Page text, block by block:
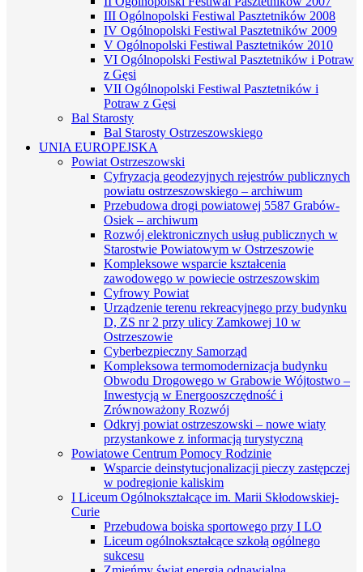
III Ogólnopolski Festiwal Pasztetników 2008
IV Ogólnopolski Festiwal Pasztetników 2009
V Ogólnopolski Festiwal Pasztetników 2010
VI Ogólnopolski Festiwal Pasztetników i Potraw
z Gęsi
VII Ogólnopolski Festiwal Pasztetników i
Potraw z Gęsi
Bal Starosty
Bal Starosty Ostrzeszowskiego
UNIA EUROPEJSKA
Powiat Ostrzeszowski
Cyfryzacja geodezyjnych rejestrów publicznych
powiatu ostrzeszowskiego – archiwum
Przebudowa drogi powiatowej 5587 Grabów-
Osiek – archiwum
Rozwój elektronicznych usług publicznych w
Starostwie Powiatowym w Ostrzeszowie
Kompleksowe wsparcie kształcenia
zawodowego w powiecie ostrzeszowskim
Cyfrowy Powiat
Urządzenie terenu rekreacyjnego przy budynku
D, ZS nr 2 przy ulicy Zamkowej 10 w
Ostrzeszowie
Cyberbezpieczny Samorząd
Kompleksowa termomodernizacja budynku
Obwodu Drogowego w Grabowie Wójtostwo –
Inwestycją w Energooszczędność i
Zrównoważony Rozwój
Odkryj powiat ostrzeszowski – nowe wiaty
przystankowe z informacją turystyczną
Powiatowe Centrum Pomocy Rodzinie
Wsparcie deinstytucjonalizacji pieczy zastępczej
w podregionie kaliskim
I Liceum Ogólnokształcące im. Marii Skłodowskiej-
Curie
Przebudowa boiska sportowego przy I LO
Liceum ogólnokształcące szkołą ogólnego
sukcesu